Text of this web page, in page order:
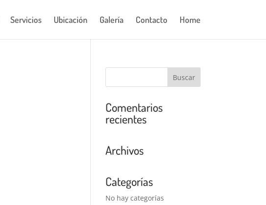
Servicios Ubicación Galería Contacto Home
Comentarios
recientes
Archivos
Categorías
No hay categorías